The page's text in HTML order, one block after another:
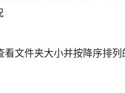
文件夹大小并按降序排列